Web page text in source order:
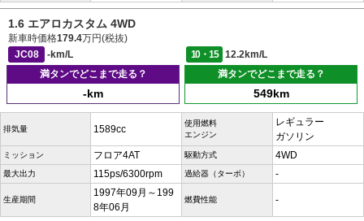
1.6 エアロカスタム 4WD
新車時価格179.4万円(税抜)
JC08
-km/L 10・15
12.2km/L
満タンでどこまで走る？
-km
満タンでどこまで走る？
549km
排気量 1589cc
使用燃料
エンジン
レギュラー
ガソリン
ミッション フロア4AT 駆動方式 4WD
最大出力 115ps/6300rpm 過給器（ターボ） -
生産期間
1997年09月～199
8年06月
燃費性能 -